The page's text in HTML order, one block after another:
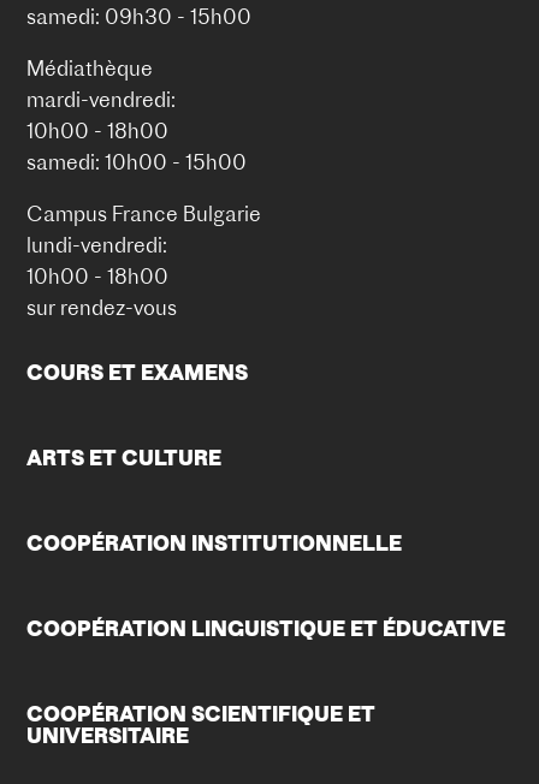
samedi: 09h30 - 15h00
Médiathèque
mardi-vendredi:
10h00 - 18h00
samedi: 10h00 - 15h00
Campus France Bulgarie
lundi-vendredi:
10h00 - 18h00
sur rendez-vous
COURS ET EXAMENS
ARTS ET CULTURE
COOPÉRATION INSTITUTIONNELLE
COOPÉRATION LINGUISTIQUE ET ÉDUCATIVE
COOPÉRATION SCIENTIFIQUE ET
UNIVERSITAIRE